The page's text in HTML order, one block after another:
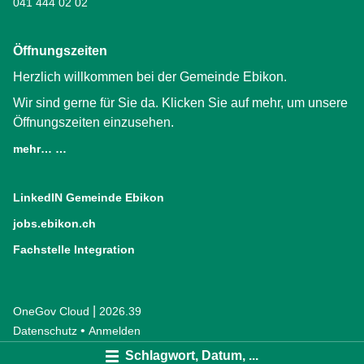
Schlagwort, Datum, ...
Öffnungszeiten
Herzlich willkommen bei der Gemeinde Ebikon.
Wir sind gerne für Sie da. Klicken Sie auf mehr, um unsere
Öffnungszeiten einzusehen.
mehr… …
LinkedIN Gemeinde Ebikon
jobs.ebikon.ch
Fachstelle Integration
OneGov Cloud (External Link)
2026.39
Datenschutz (External Link)
Anmelden